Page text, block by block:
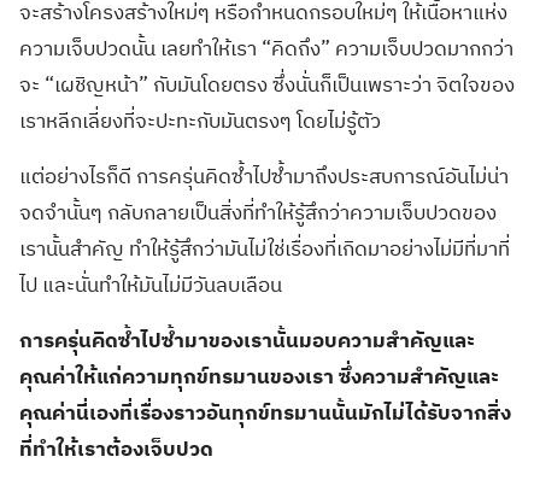
จะสร้างโครงสร้างใหม่ๆ หรือกำหนดกรอบใหม่ๆ ให้เนื้อหาแห่ง
ความเจ็บปวดนั้น เลยทำให้เรา “คิดถึง” ความเจ็บปวดมากกว่า
จะ “เผชิญหน้า” กับมันโดยตรง ซึ่งนั่นก็เป็นเพราะว่า จิตใจของ
เราหลีกเลี่ยงที่จะปะทะกับมันตรงๆ โดยไม่รู้ตัว
แต่อย่างไรก็ดี การครุ่นคิดซ้ำไปซ้ำมาถึงประสบการณ์อันไม่น่า
จดจำนั้นๆ กลับกลายเป็นสิ่งที่ทำให้รู้สึกว่าความเจ็บปวดของ
เรานั้นสำคัญ ทำให้รู้สึกว่ามันไม่ใช่เรื่องที่เกิดมาอย่างไม่มีที่มาที่
ไป และนั่นทำให้มันไม่มีวันลบเลือน
การครุ่นคิดซ้ำไปซ้ำมาของเรานั้นมอบความสำคัญและ
คุณค่าให้แก่ความทุกข์ทรมานของเรา ซึ่งความสำคัญและ
คุณค่านี่เองที่เรื่องราวอันทุกข์ทรมานนั้นมักไม่ได้รับจากสิ่ง
ที่ทำให้เราต้องเจ็บปวด